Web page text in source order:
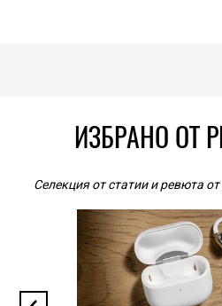
ИЗБРАНО ОТ
Селекция от статии и ревюта